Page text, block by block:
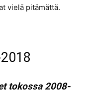
vielä pitämättä.
tokossa 2008-